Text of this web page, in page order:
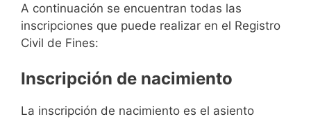
A continuación se encuentran todas las
inscripciones que puede realizar en el Registro
Civil de Fines:
Inscripción de nacimiento
La inscripción de nacimiento es el asiento